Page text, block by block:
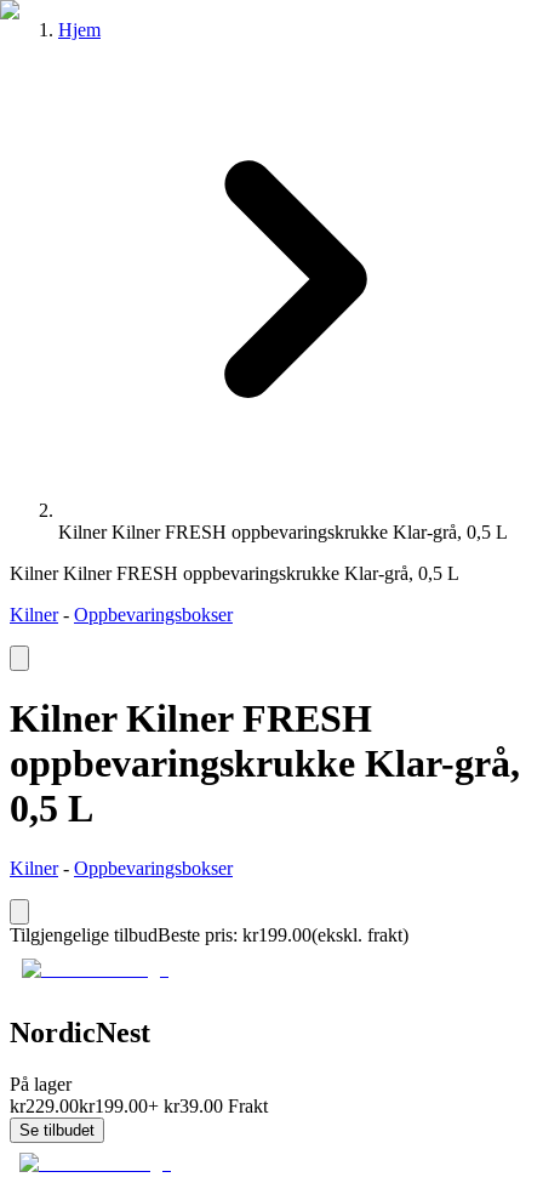
Hjem
Kilner Kilner FRESH oppbevaringskrukke Klar-grå, 0,5 L
Kilner Kilner FRESH oppbevaringskrukke Klar-grå, 0,5 L
Kilner- Oppbevaringsbokser
Kilner Kilner FRESH
oppbevaringskrukke Klar-grå,
0,5 L
Kilner- Oppbevaringsbokser
Tilgjengelige tilbudBeste pris: kr199.00(ekskl. frakt)
NordicNest
På lager
kr229.00kr199.00+ kr39.00 Frakt
Se tilbudet